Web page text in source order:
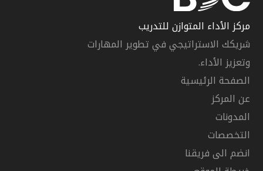
مركز الأداء المتوازن للتدريب
شريكك الاستراتيجي في تطوير المهارات
وتعزيز الأداء.
الصفحة الرئيسية
عن المركز
المدونات
التخصصات
انضم الى فريقنا